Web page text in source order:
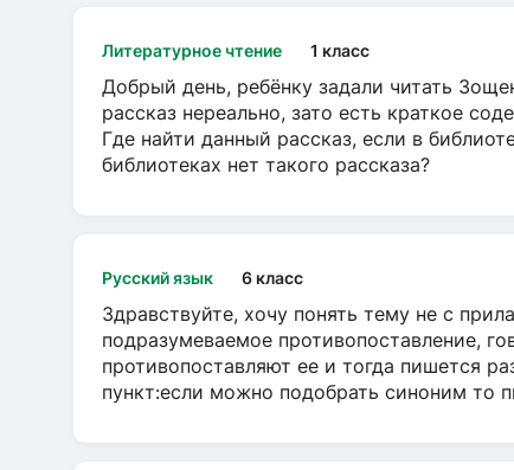
Литературное чтение 1 класс
Добрый день, ребёнку задали читать
рассказ нереально, зато есть краткое
Где найти данный рассказ, если в
библиотеках нет такого рассказа?
Русский язык 6 класс
Здравствуйте, хочу понять тему не с
подразумеваемое противопоставление,
противопоставляют ее и тогда пишется
пункт:если можно подобрать синоним то